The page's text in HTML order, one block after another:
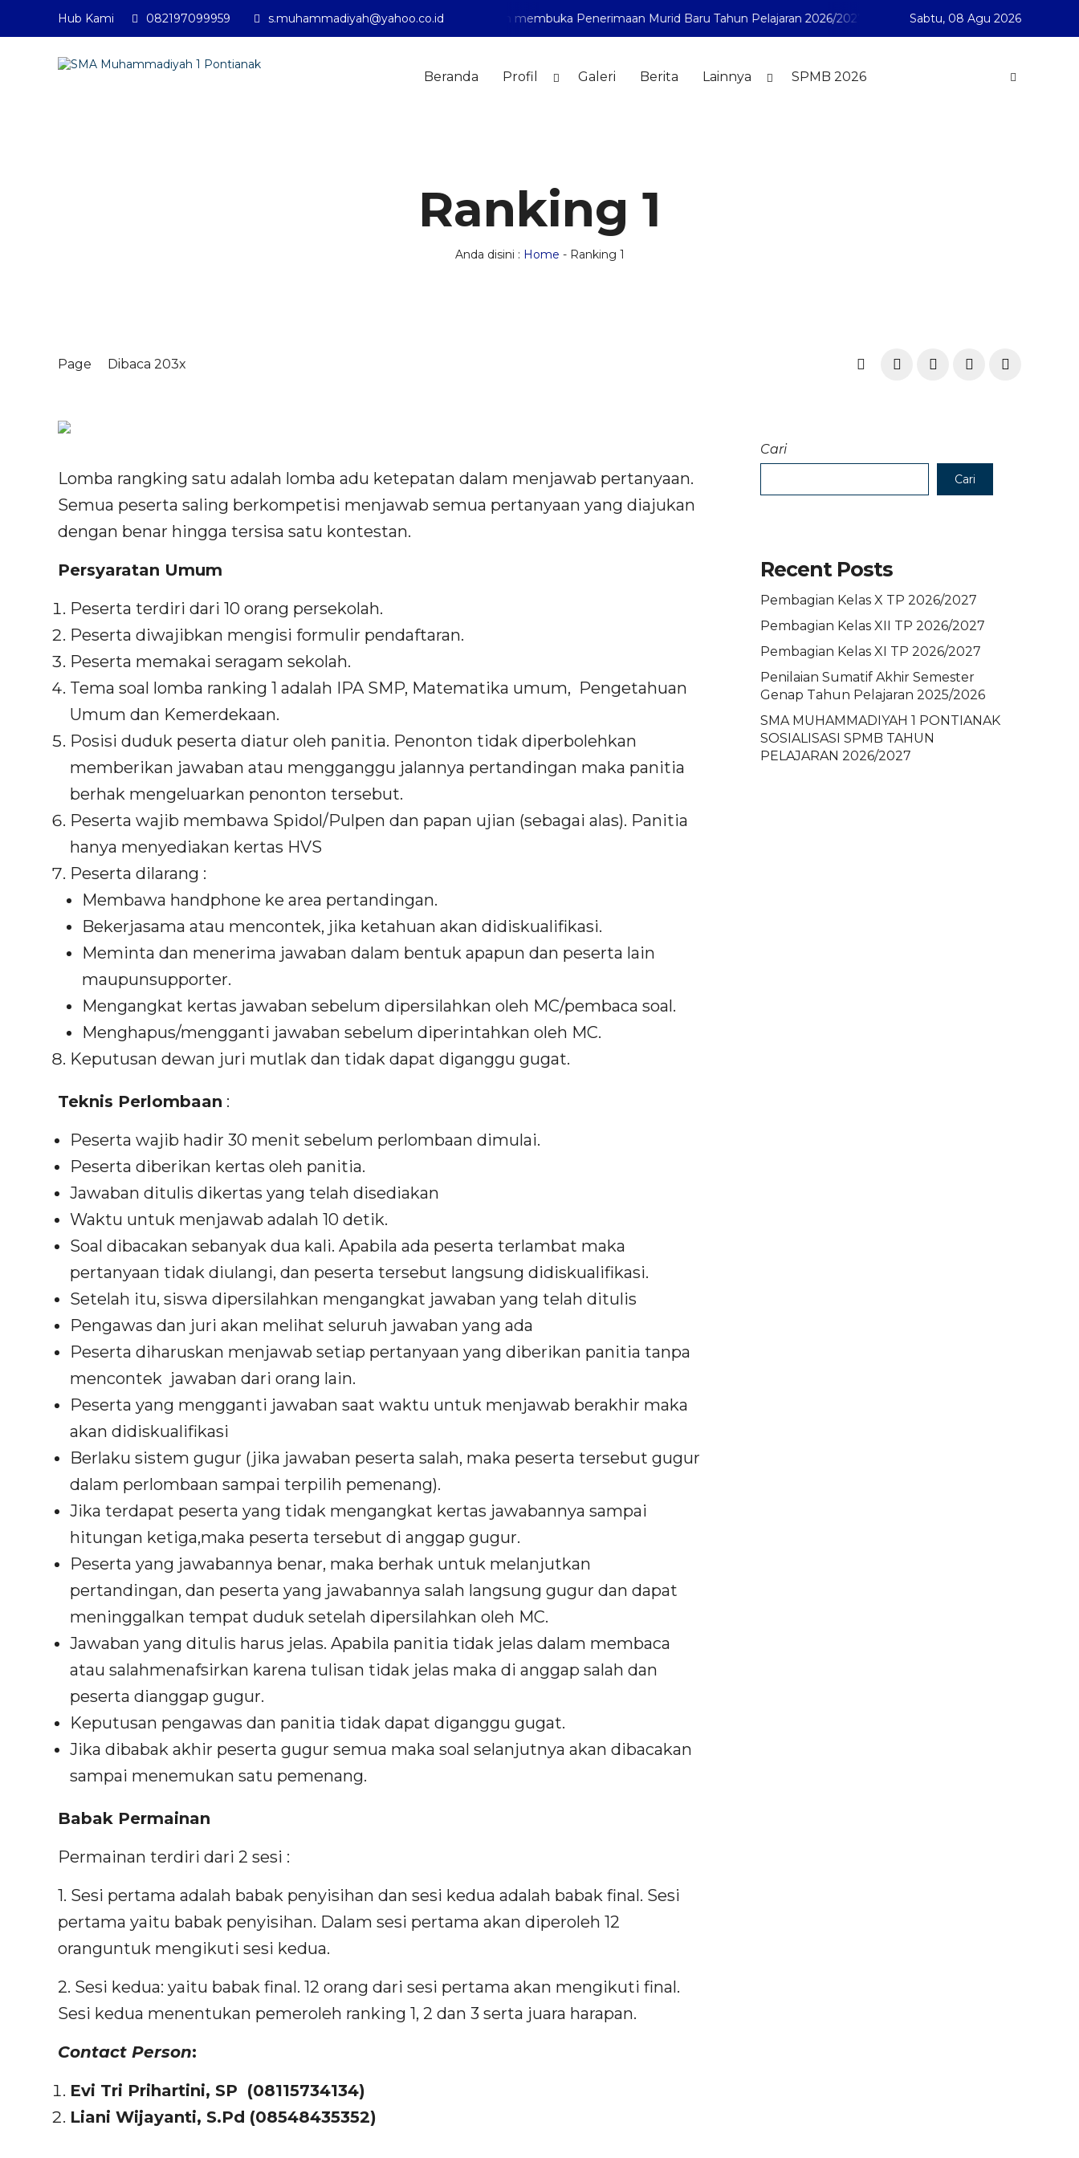
Hub Kami 082197099959 s.muhammadiyah@yahoo.co.id
SMA Muhammadiyah 1 Pontianak telah membuka Penerimaan Murid Baru Tahun Pelajaran 2026/2027 SMA Muhammadiyah 1 Pontianak
Sabtu, 08 Agu 2026
Beranda Profil Galeri Berita Lainnya SPMB 2026
Ranking 1
Anda disini : Home - Ranking 1
Page Dibaca 203x
Lomba rangking satu adalah lomba adu ketepatan dalam menjawab pertanyaan.
Semua peserta saling berkompetisi menjawab semua pertanyaan yang diajukan
dengan benar hingga tersisa satu kontestan.
Persyaratan Umum
Peserta terdiri dari 10 orang persekolah.
Peserta diwajibkan mengisi formulir pendaftaran.
Peserta memakai seragam sekolah.
Tema soal lomba ranking 1 adalah IPA SMP, Matematika umum, Pengetahuan
Umum dan Kemerdekaan.
Posisi duduk peserta diatur oleh panitia. Penonton tidak diperbolehkan
memberikan jawaban atau mengganggu jalannya pertandingan maka panitia
berhak mengeluarkan penonton tersebut.
Peserta wajib membawa Spidol/Pulpen dan papan ujian (sebagai alas). Panitia
hanya menyediakan kertas HVS
Peserta dilarang :
Membawa handphone ke area pertandingan.
Bekerjasama atau mencontek, jika ketahuan akan didiskualifikasi.
Meminta dan menerima jawaban dalam bentuk apapun dan peserta lain
maupunsupporter.
Mengangkat kertas jawaban sebelum dipersilahkan oleh MC/pembaca soal.
Menghapus/mengganti jawaban sebelum diperintahkan oleh MC.
Keputusan dewan juri mutlak dan tidak dapat diganggu gugat.
Teknis Perlombaan :
Peserta wajib hadir 30 menit sebelum perlombaan dimulai.
Peserta diberikan kertas oleh panitia.
Jawaban ditulis dikertas yang telah disediakan
Waktu untuk menjawab adalah 10 detik.
Soal dibacakan sebanyak dua kali. Apabila ada peserta terlambat maka
pertanyaan tidak diulangi, dan peserta tersebut langsung didiskualifikasi.
Setelah itu, siswa dipersilahkan mengangkat jawaban yang telah ditulis
Pengawas dan juri akan melihat seluruh jawaban yang ada
Peserta diharuskan menjawab setiap pertanyaan yang diberikan panitia tanpa
mencontek jawaban dari orang lain.
Peserta yang mengganti jawaban saat waktu untuk menjawab berakhir maka
akan didiskualifikasi
Berlaku sistem gugur (jika jawaban peserta salah, maka peserta tersebut gugur
dalam perlombaan sampai terpilih pemenang).
Jika terdapat peserta yang tidak mengangkat kertas jawabannya sampai
hitungan ketiga,maka peserta tersebut di anggap gugur.
Peserta yang jawabannya benar, maka berhak untuk melanjutkan
pertandingan, dan peserta yang jawabannya salah langsung gugur dan dapat
meninggalkan tempat duduk setelah dipersilahkan oleh MC.
Jawaban yang ditulis harus jelas. Apabila panitia tidak jelas dalam membaca
atau salahmenafsirkan karena tulisan tidak jelas maka di anggap salah dan
peserta dianggap gugur.
Keputusan pengawas dan panitia tidak dapat diganggu gugat.
Jika dibabak akhir peserta gugur semua maka soal selanjutnya akan dibacakan
sampai menemukan satu pemenang.
Babak Permainan
Permainan terdiri dari 2 sesi :
1. Sesi pertama adalah babak penyisihan dan sesi kedua adalah babak final. Sesi
pertama yaitu babak penyisihan. Dalam sesi pertama akan diperoleh 12
oranguntuk mengikuti sesi kedua.
2. Sesi kedua: yaitu babak final. 12 orang dari sesi pertama akan mengikuti final.
Sesi kedua menentukan pemeroleh ranking 1, 2 dan 3 serta juara harapan.
Contact Person:
Evi Tri Prihartini, SP (08115734134)
Liani Wijayanti, S.Pd (08548435352)
Cari
Cari
Recent Posts
Pembagian Kelas X TP 2026/2027
Pembagian Kelas XII TP 2026/2027
Pembagian Kelas XI TP 2026/2027
Penilaian Sumatif Akhir Semester
Genap Tahun Pelajaran 2025/2026
SMA MUHAMMADIYAH 1 PONTIANAK
SOSIALISASI SPMB TAHUN
PELAJARAN 2026/2027